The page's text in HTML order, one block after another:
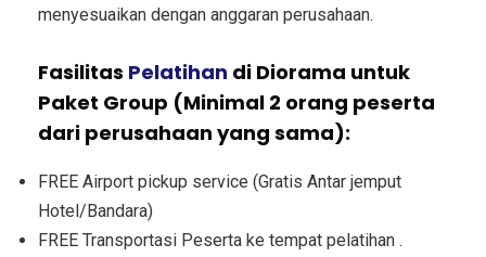
menyesuaikan dengan anggaran perusahaan.
Fasilitas Pelatihan di Diorama untuk
Paket Group (Minimal 2 orang peserta
dari perusahaan yang sama):
FREE Airport pickup service (Gratis Antar jemput
Hotel/Bandara)
FREE Transportasi Peserta ke tempat pelatihan .